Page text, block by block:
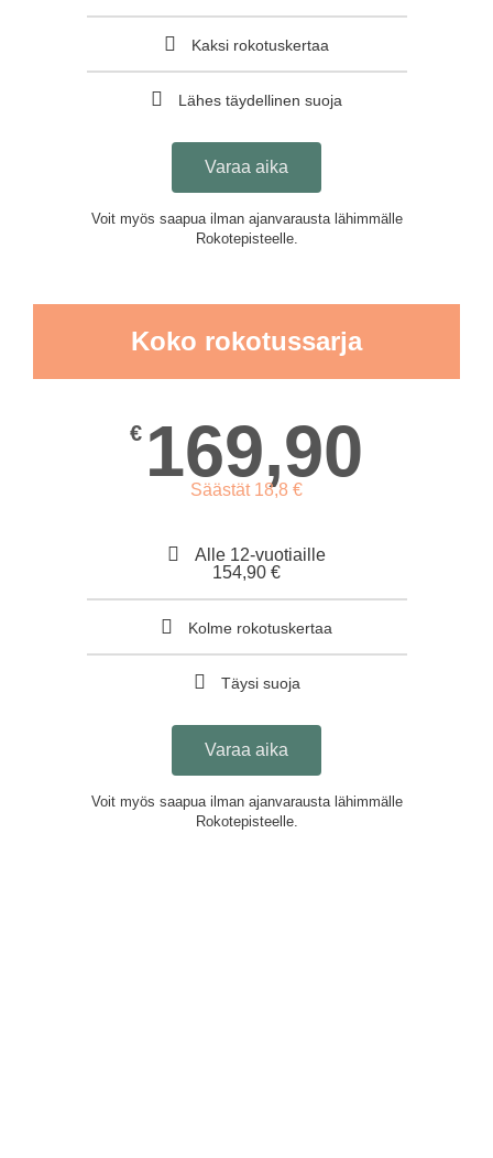
Kaksi rokotuskertaa
Lähes täydellinen suoja
Varaa aika
Voit myös saapua ilman ajanvarausta lähimmälle
Rokotepisteelle.
Koko rokotussarja
€ 169,90
Säästät 18,8 €
Alle 12-vuotiaille
154,90 €
Kolme rokotuskertaa
Täysi suoja
Varaa aika
Voit myös saapua ilman ajanvarausta lähimmälle
Rokotepisteelle.